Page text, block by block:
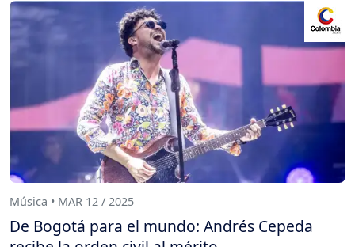
Música • MAR 12 / 2025
De Bogotá para el mundo: Andrés Cepeda